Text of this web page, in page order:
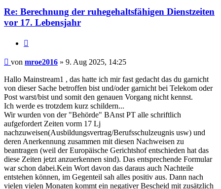
Re: Berechnung der ruhegehaltsfähigen Dienstzeiten
vor 17. Lebensjahr
Beitrag
von mroe2016 » 9. Aug 2025, 14:25
Hallo Mainstream1 , das hatte ich mir fast gedacht das du garnicht
von dieser Sache betroffen bist und/oder garnicht bei Telekom oder
Post warst/bist und somit den genauen Vorgang nicht kennst.
Ich werde es trotzdem kurz schildern...
Wir wurden von der "Behörde" BAnst PT alle schriftlich
aufgefordert Zeiten vorm 17 Lj
nachzuweisen(Ausbildungsvertrag/Berufsschulzeugnis usw) und
deren Anerkennung zusammen mit diesen Nachweisen zu
beantragen (weil der Europäische Gerichtshof entschieden hat das
diese Zeiten jetzt anzuerkennen sind). Das entsprechende Formular
war schon dabei.Kein Wort davon das daraus auch Nachteile
entstehen können, im Gegenteil sah alles positiv aus. Dann nach
vielen vielen Monaten kommt ein negativer Bescheid mit zusätzlich